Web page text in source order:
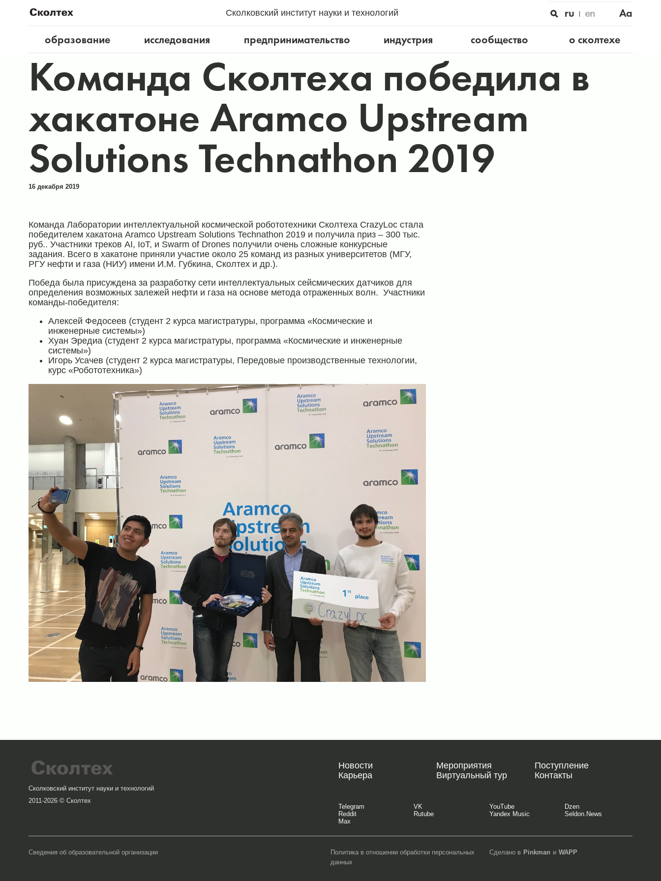
Сколковский институт науки и технологий ru en
Aa
образование
исследования предпринимательство индустрия сообщество о сколтехе
Команда Сколтеха победила в
хакатоне Aramco Upstream
Solutions Technathon 2019
16 декабря 2019
Команда Лаборатории интеллектуальной космической робототехники Сколтеха CrazyLoc стала
победителем хакатона Aramco Upstream Solutions Technathon 2019 и получила приз – 300 тыс.
руб.. Участники треков AI, IoT, и Swarm of Drones получили очень сложные конкурсные
задания. Всего в хакатоне приняли участие около 25 команд из разных университетов (МГУ,
РГУ нефти и газа (НИУ) имени И.М. Губкина, Сколтех и др.).
Победа была присуждена за разработку сети интеллектуальных сейсмических датчиков для
определения возможных залежей нефти и газа на основе метода отраженных волн. Участники
команды-победителя:
Алексей Федосеев (студент 2 курса магистратуры, программа «Космические и
инженерные системы»)
Хуан Эредиа (студент 2 курса магистратуры, программа «Космические и инженерные
системы»)
Игорь Усачев (студент 2 курса магистратуры, Передовые производственные технологии,
курс «Робототехника»)
Сколковский институт науки и технологий
2011-2026 © Сколтех
Новости Мероприятия
Поступление
Карьера
Виртуальный тур Контакты
Telegram VK YouTube
Dzen
Reddit
Rutube Yandex Music
Seldon.News
Max
Сведения об образовательной организации
Политика в отношении обработки персональных
данных
Сделано в Pinkman и WAPP